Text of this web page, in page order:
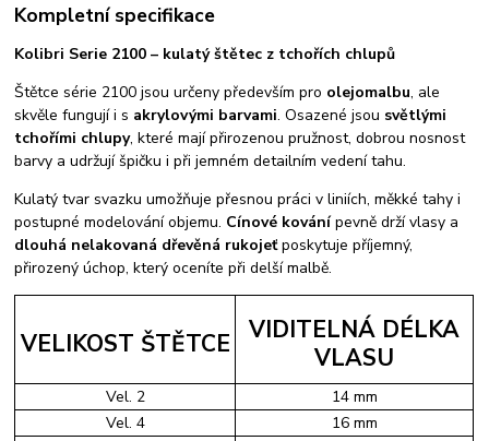
Kompletní specifikace
Kolibri Serie 2100 – kulatý štětec z tchořích chlupů
Štětce série 2100 jsou určeny především pro olejomalbu, ale
skvěle fungují i s akrylovými barvami. Osazené jsou světlými
tchořími chlupy, které mají přirozenou pružnost, dobrou nosnost
barvy a udržují špičku i při jemném detailním vedení tahu.
Kulatý tvar svazku umožňuje přesnou práci v liniích, měkké tahy i
postupné modelování objemu. Cínové kovánípevně drží vlasy a
dlouhá nelakovaná dřevěná rukojeťposkytuje příjemný,
přirozený úchop, který oceníte při delší malbě.
VELIKOST ŠTĚTCE
VIDITELNÁ DÉLKA
VLASU
Vel. 2
14 mm
Vel. 4
16 mm